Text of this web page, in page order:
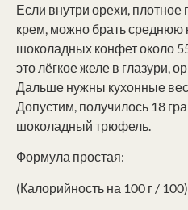
Если внутри орехи,
крем, можно брать среднюю
шоколадных конфет около
это лёгкое желе в глазури,
Дальше нужны кухонные
Допустим, получилось 18
шоколадный трюфель.
Формула простая:
(Калорийность на 100 г /